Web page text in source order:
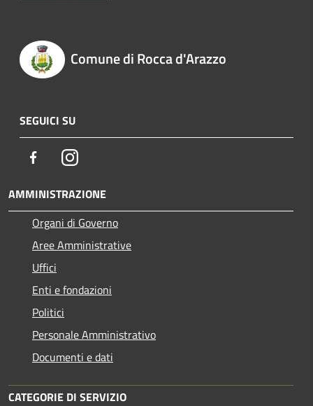
Comune di Rocca d'Arazzo
SEGUICI SU
FacebookInstagram
AMMINISTRAZIONE
Organi di Governo
Aree Amministrative
Uffici
Enti e fondazioni
Politici
Personale Amministrativo
Documenti e dati
CATEGORIE DI SERVIZIO